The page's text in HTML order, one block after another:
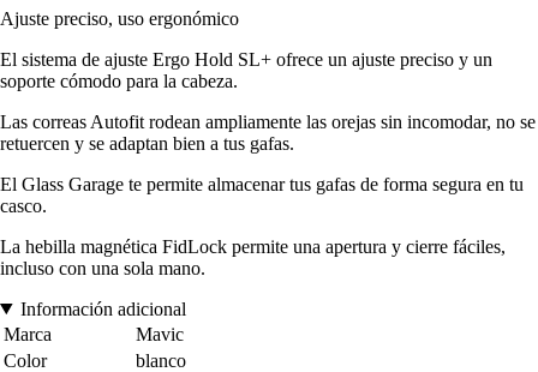
Ajuste preciso, uso ergonómico
El sistema de ajuste Ergo Hold SL+ ofrece un ajuste preciso y un
soporte cómodo para la cabeza.
Las correas Autofit rodean ampliamente las orejas sin incomodar, no se
retuercen y se adaptan bien a tus gafas.
El Glass Garage te permite almacenar tus gafas de forma segura en tu
casco.
La hebilla magnética FidLock permite una apertura y cierre fáciles,
incluso con una sola mano.
Información adicional
Marca
Mavic
Color
blanco